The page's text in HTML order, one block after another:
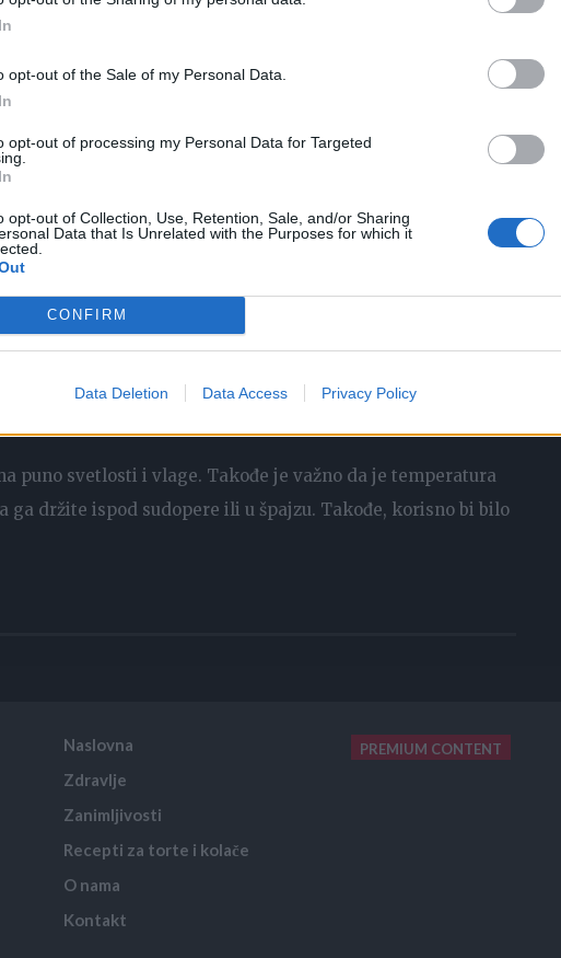
opt-out of the Sale of my Personal Data.
opt-out of processing my Personal Data for Targeted
opt-out of Collection, Use, Retention, Sale, and/or Sharing
Data that Is Unrelated with the Purposes for which it
CONFIRM
Data Deletion Data Access Privacy Policy
često objavljuje video snimke sa savetima kako ljudi mogu
koji se požalio da se luk pokvari za manje od nedelju
direktno sa polja. Ali od novembra do sredine aprila
Ponekad se luk skladišti i do godinu dana u posebnim
kako on može da ostane svež? Tajna je u protoku
prenosi telegraf.
luk, frižider.
puno svetlosti i vlage. Takođe je važno da je temperatura
ga držite ispod sudopere ili u špajzu. Takođe, korisno bi bilo
Naslovna
Zdravlje
Zanimljivosti
Recepti za torte i kolače
O nama
Kontakt
PREMIUM CONTENT